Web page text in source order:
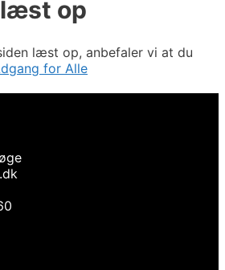
læst op
læst op, anbefaler vi at du
for Alle